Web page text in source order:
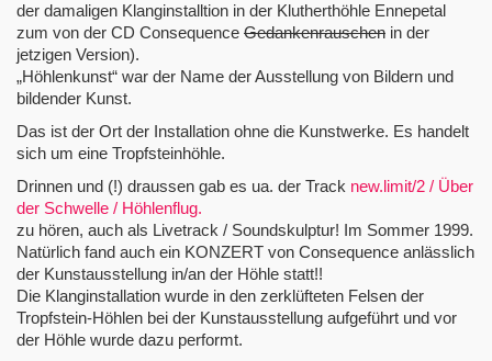
der damaligen Klanginstalltion in der Klutherthöhle Ennepetal
zum von der CD Consequence Gedankenrauschen in der
jetzigen Version).
„Höhlenkunst“ war der Name der Ausstellung von Bildern und
bildender Kunst.
Das ist der Ort der Installation ohne die Kunstwerke. Es handelt
sich um eine Tropfsteinhöhle.
Drinnen und (!) draussen gab es ua. der Track new.limit/2 / Über
der Schwelle / Höhlenflug.
zu hören, auch als Livetrack / Soundskulptur! Im Sommer 1999.
Natürlich fand auch ein KONZERT von Consequence anlässlich
der Kunstausstellung in/an der Höhle statt!!
Die Klanginstallation wurde in den zerklüfteten Felsen der
Tropfstein-Höhlen bei der Kunstausstellung aufgeführt und vor
der Höhle wurde dazu performt.